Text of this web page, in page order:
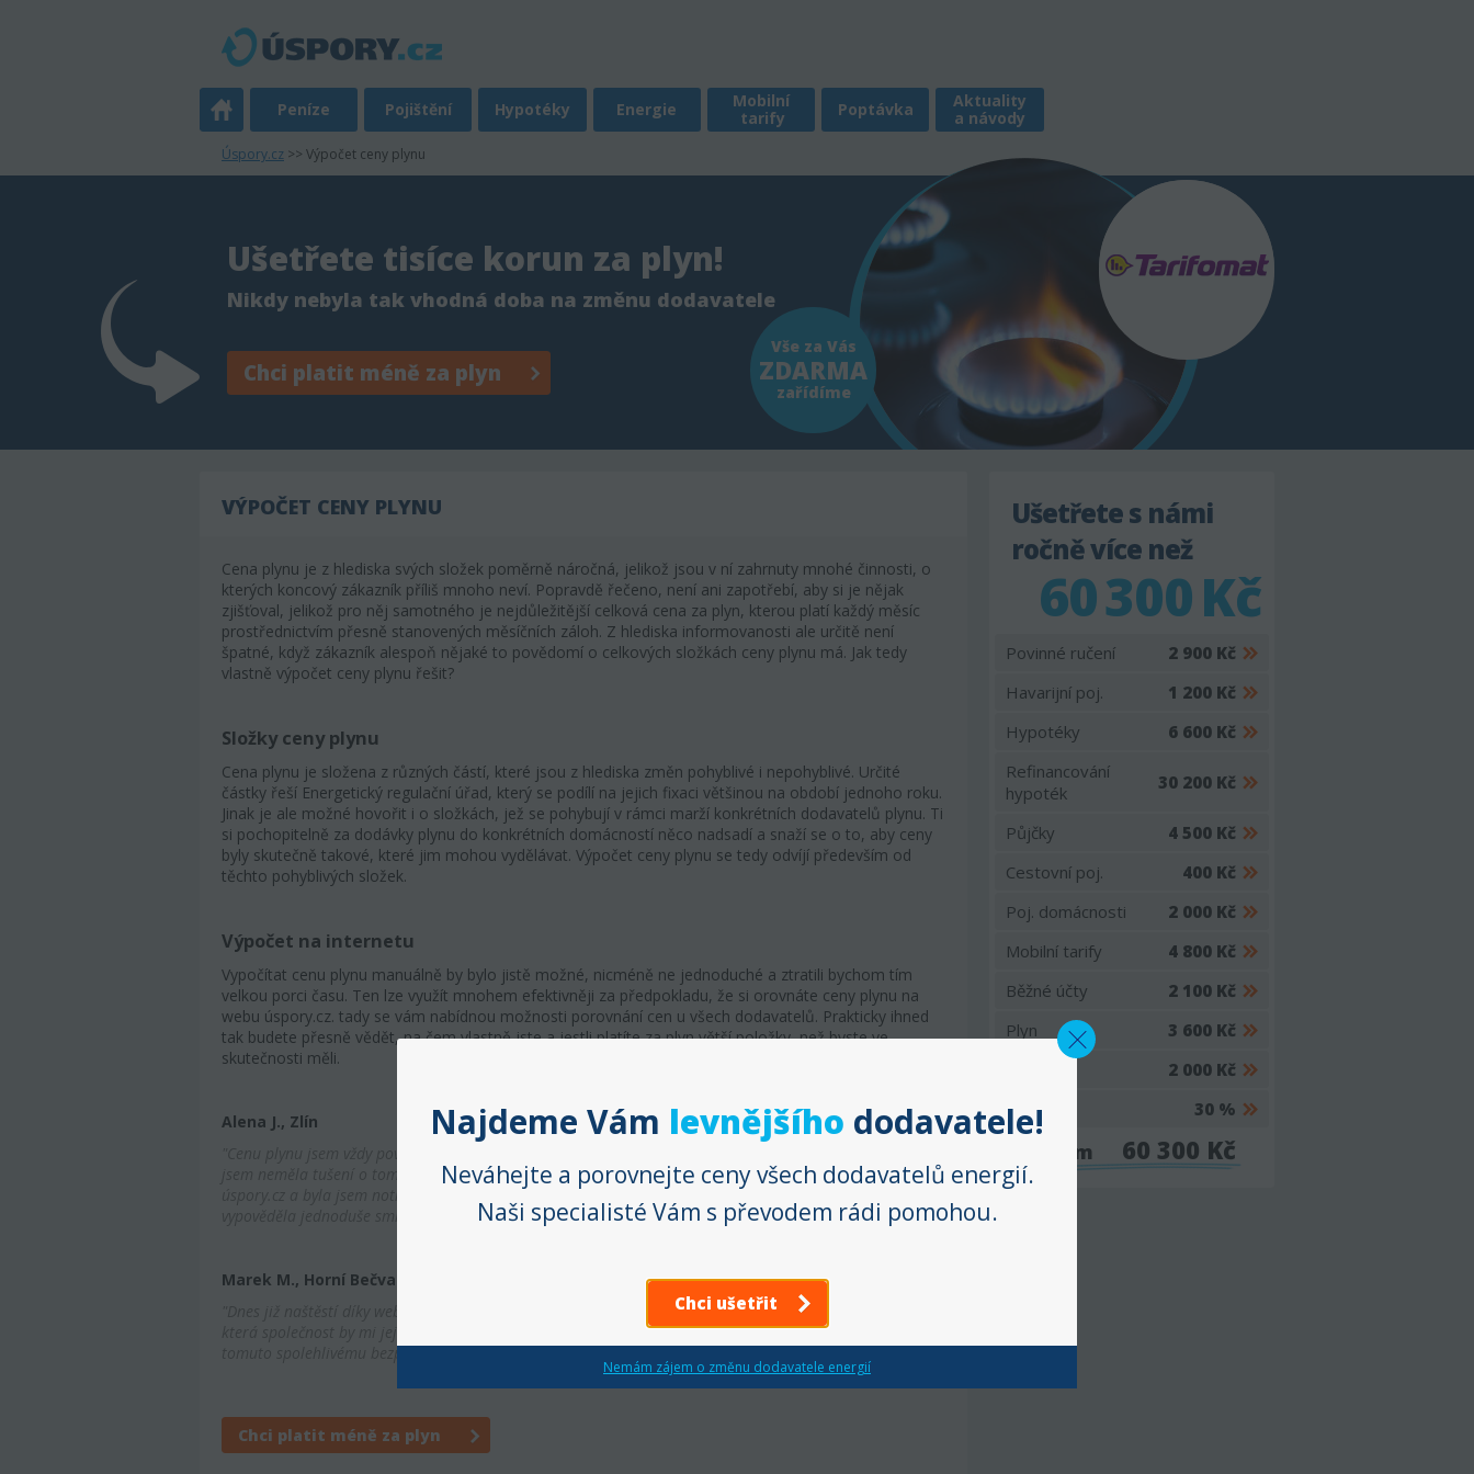
Peníze Pojištění Hypotéky Energie
Mobilní
tarify
Poptávka
Aktuality
a návody
Úspory.cz >> Výpočet ceny plynu
Ušetřete tisíce korun za plyn!
Nikdy nebyla tak vhodná doba na změnu dodavatele
Chci platit méně za plyn
Vše za Vás
ZDARMA
zařídíme
VÝPOČET CENY PLYNU
Cena plynu je z hlediska svých složek poměrně náročná, jelikož jsou v ní zahrnuty mnohé činnosti, o
kterých koncový zákazník příliš mnoho neví. Popravdě řečeno, není ani zapotřebí, aby si je nějak
zjišťoval, jelikož pro něj samotného je nejdůležitější celková cena za plyn, kterou platí každý měsíc
prostřednictvím přesně stanovených měsíčních záloh. Z hlediska informovanosti ale určitě není
špatné, když zákazník alespoň nějaké to povědomí o celkových složkách ceny plynu má. Jak tedy
vlastně výpočet ceny plynu řešit?
Složky ceny plynu
Cena plynu je složena z různých částí, které jsou z hlediska změn pohyblivé i nepohyblivé. Určité
částky řeší Energetický regulační úřad, který se podílí na jejich fixaci většinou na období jednoho roku.
Jinak je ale možné hovořit i o složkách, jež se pohybují v rámci marží konkrétních dodavatelů plynu. Ti
si pochopitelně za dodávky plynu do konkrétních domácností něco nadsadí a snaží se o to, aby ceny
byly skutečně takové, které jim mohou vydělávat. Výpočet ceny plynu se tedy odvíjí především od
těchto pohyblivých složek.
Výpočet na internetu
Vypočítat cenu plynu manuálně by bylo jistě možné, nicméně ne jednoduché a ztratili bychom tím
velkou porci času. Ten lze využít mnohem efektivněji za předpokladu, že si orovnáte ceny plynu na
webu úspory.cz. tady se vám nabídnou možnosti porovnání cen u všech dodavatelů. Prakticky ihned
tak budete přesně vědět, na čem vlastně jste a jestli platíte za plyn větší položky, než byste ve
skutečnosti měli.
Alena J., Zlín
jsem neměla tušení o tom, že může být tato cena i nižší. Pak jsem si ale zadala výpočet ceny plynu na
úspory.cz a byla jsem notně překvapena tím, jak je náš současný dodavatele drahý. Tak jsem mu
Marek M., Horní Bečva
"Dnes již naštěstí díky webu úspory.cz odebírám opravdu levný plyn. Mnohdy jsem se snažil vypočítat,
která společnost by mi jej dodávala opravdu levně. Moje výpočty ale nikam nevedly. Dnes mám díky
tomuto spolehlivému bezplatnému porovnání roční úsporu zhruba 2000 korun."
Chci platit méně za plyn
Ušetřete s námi
ročně více než
60 300 Kč
Povinné ručení
2 900 Kč
Havarijní poj.
1 200 Kč
Hypotéky
6 600 Kč
Refinancování
hypoték
30 200 Kč
Půjčky
4 500 Kč
Cestovní poj.
400 Kč
Poj. domácnosti
2 000 Kč
Mobilní tarify
4 800 Kč
Běžné účty
2 100 Kč
Plyn
3 600 Kč
2 000 Kč
Poptávka
30 %
Celkem 60 300 Kč
Najdeme Vámlevnějšíhododavatele!
Neváhejte a porovnejte ceny všech dodavatelů energií.
Chci ušetřit